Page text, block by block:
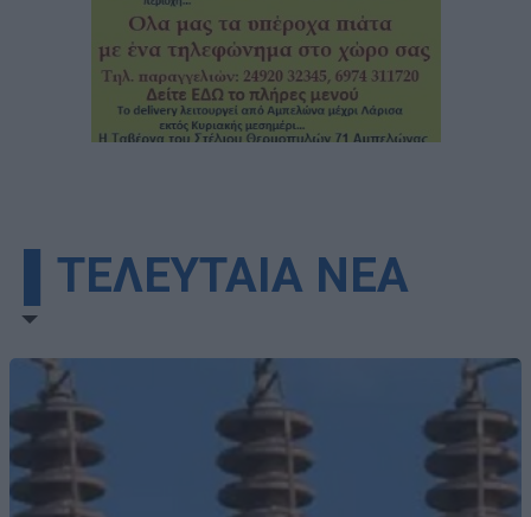
▌ΤΕΛΕΥΤΑΙΑ ΝΕΑ